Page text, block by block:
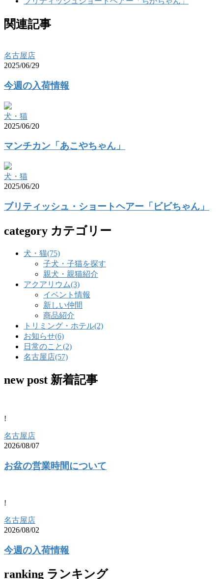
関連記事
名古屋店
2025/06/29
今週の入荷情報
犬・猫
2025/06/20
マンチカン「あこやちゃん」
犬・猫
2025/06/20
ブリティッシュ・ショートヘアー「ビビちゃん」
category カテゴリー
犬・猫(75)
子犬・子猫を探す
親犬・親猫紹介
アクアリウム(3)
イベント情報
新しい仲間
商品紹介
トリミング・ホテル(2)
お知らせ(6)
日常のこと(2)
名古屋店(57)
new post 新着記事
!
名古屋店
2026/08/07
お盆の営業時間について
!
名古屋店
2026/08/02
今週の入荷情報
ranking ランキング